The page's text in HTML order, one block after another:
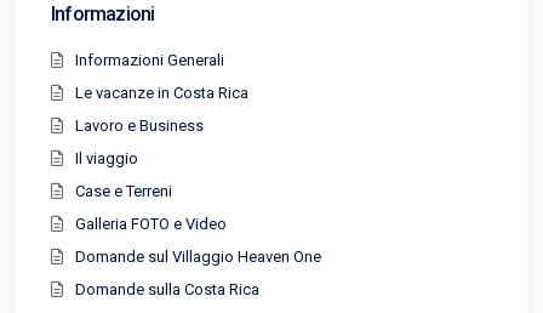
Informazioni
Informazioni Generali
Le vacanze in Costa Rica
Lavoro e Business
Il viaggio
Case e Terreni
Galleria FOTO e Video
Domande sul Villaggio Heaven One
Domande sulla Costa Rica